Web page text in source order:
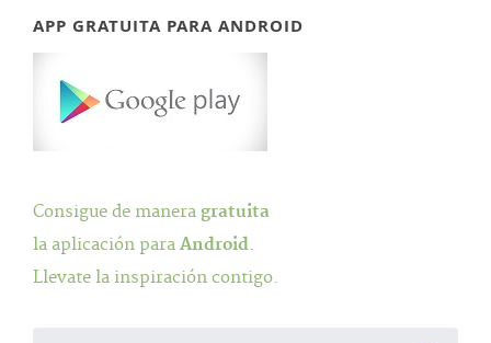
APP GRATUITA PARA ANDROID
Consigue de manera gratuita
la aplicación para Android.
Llevate la inspiración contigo.